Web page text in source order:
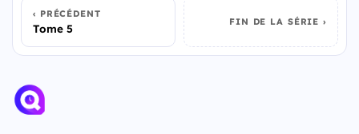
PRÉCÉDENT
Tome 5 FIN DE LA SÉRIE